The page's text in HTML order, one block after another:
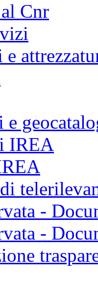
Cnr
e
IREA
-
-